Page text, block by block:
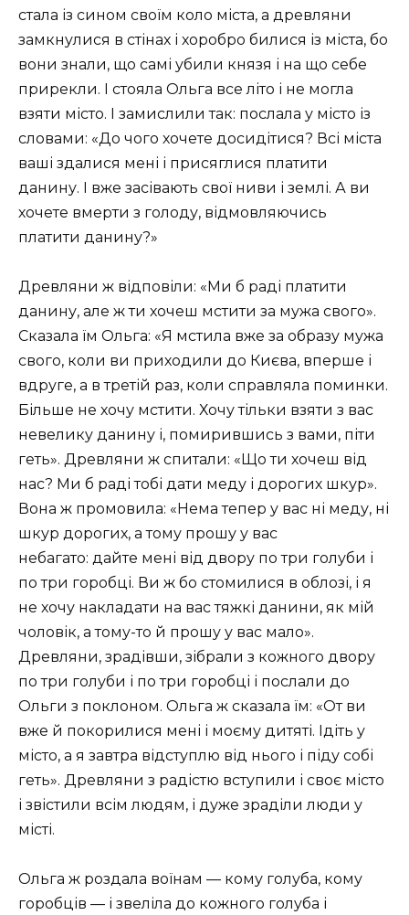
стала із сином своїм коло міста, а древляни
замкнулися в стінах і хоробро билися із міста, бо
вони знали, що самі убили князя і на що себе
прирекли. І стояла Ольга все літо і не могла
взяти місто. І замислили так: послала у місто із
словами: «До чого хочете досидітися? Всі міста
ваші здалися мені і присяглися платити
данину. І вже засівають свої ниви і землі. А ви
хочете вмерти з голоду, відмовляючись
платити данину?»
Древляни ж відповіли: «Ми б раді платити
данину, але ж ти хочеш мстити за мужа свого».
Сказала їм Ольга: «Я мстила вже за образу мужа
свого, коли ви приходили до Києва, вперше і
вдруге, а в третій раз, коли справляла поминки.
Більше не хочу мстити. Хочу тільки взяти з вас
невелику данину і, помирившись з вами, піти
геть». Древляни ж спитали: «Що ти хочеш від
нас? Ми б раді тобі дати меду і дорогих шкур».
Вона ж промовила: «Нема тепер у вас ні меду, ні
шкур дорогих, а тому прошу у вас
небагато: дайте мені від двору по три голуби і
по три горобці. Ви ж бо стомилися в облозі, і я
не хочу накладати на вас тяжкі данини, як мій
чоловік, а тому-то й прошу у вас мало».
Древляни, зрадівши, зібрали з кожного двору
по три голуби і по три горобці і послали до
Ольги з поклоном. Ольга ж сказала їм: «От ви
вже й покорилися мені і моєму дитяті. Ідіть у
місто, а я завтра відступлю від нього і піду собі
геть». Древляни з радістю вступили і своє місто
і звістили всім людям, і дуже зраділи люди у
місті.
Ольга ж роздала воїнам — кому голуба, кому
горобців — і звеліла до кожного голуба і